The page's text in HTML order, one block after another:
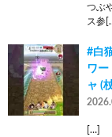
つぶ
ス参
#白
ワー
ャ (
[…]